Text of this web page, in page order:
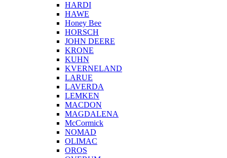
HARDI
HAWE
Honey Bee
HORSCH
JOHN DEERE
KRONE
KUHN
KVERNELAND
LARUE
LAVERDA
LEMKEN
MACDON
MAGDALENA
McCormick
NOMAD
OLIMAC
OROS